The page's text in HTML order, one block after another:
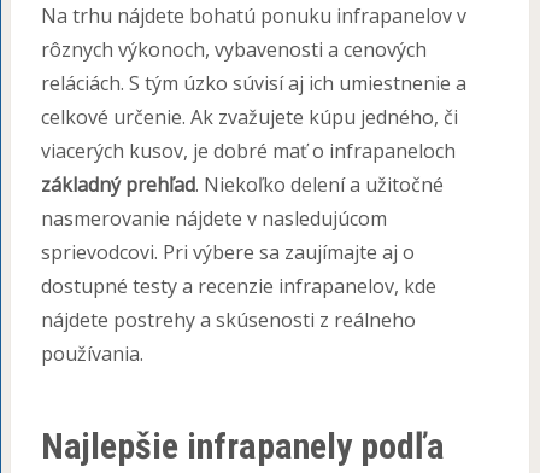
Na trhu nájdete bohatú ponuku infrapanelov v
rôznych výkonoch, vybavenosti a cenových
reláciách. S tým úzko súvisí aj ich umiestnenie a
celkové určenie. Ak zvažujete kúpu jedného, či
viacerých kusov, je dobré mať o infrapaneloch
základný prehľad. Niekoľko delení a užitočné
nasmerovanie nájdete v nasledujúcom
sprievodcovi. Pri výbere sa zaujímajte aj o
dostupné testy a recenzie infrapanelov, kde
nájdete postrehy a skúsenosti z reálneho
používania.
Najlepšie infrapanely podľa